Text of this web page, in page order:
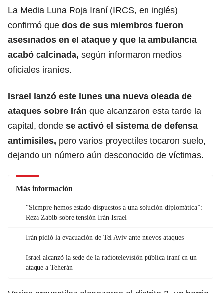
La Media Luna Roja Iraní (IRCS, en inglés)
confirmó que dos de sus miembros fueron
asesinados en el ataque y que la ambulancia
acabó calcinada, según informaron medios
oficiales iraníes.
Israel lanzó este lunes una nueva oleada de
ataques sobre Irán que alcanzaron esta tarde la
capital, donde se activó el sistema de defensa
antimisiles, pero varios proyectiles tocaron suelo,
dejando un número aún desconocido de víctimas.
Más información
“Siempre hemos estado dispuestos a una solución diplomática”:
Reza Zabib sobre tensión Irán-Israel
Irán pidió la evacuación de Tel Aviv ante nuevos ataques
Israel alcanzó la sede de la radiotelevisión pública iraní en un
ataque a Teherán